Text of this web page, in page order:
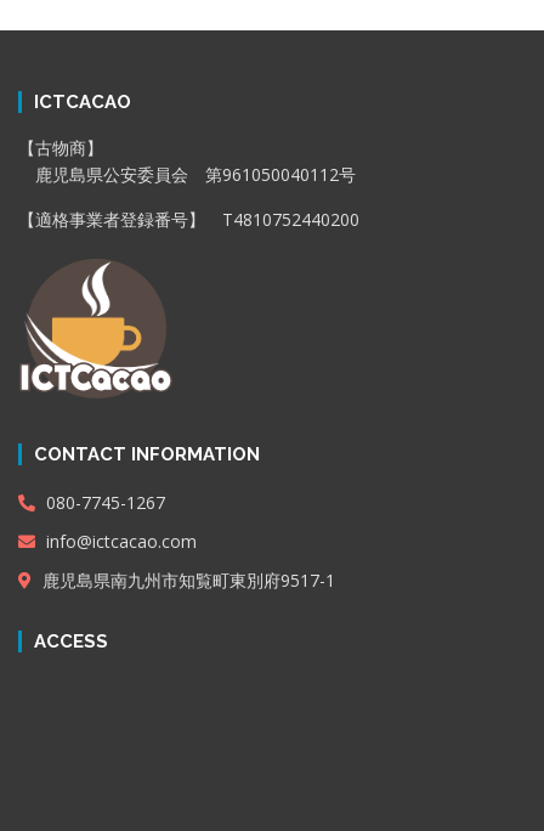
ICTCACAO
【古物商】
鹿児島県公安委員会 第961050040112号
【適格事業者登録番号】 T4810752440200
CONTACT INFORMATION
080-7745-1267
info@ictcacao.com
鹿児島県南九州市知覧町東別府9517-1
ACCESS